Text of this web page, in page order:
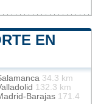
EN
34.3 km
132.3 km
Barajas 171.4